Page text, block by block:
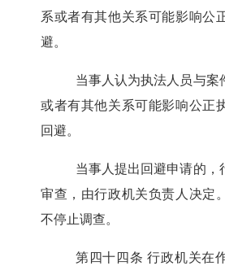
系或者有其他关系可能影响公
避。
当事人认为执法人员与案
或者有其他关系可能影响公正
回避。
当事人提出回避申请的，
审查，由行政机关负责人决定
不停止调查。
第四十四条 行政机关在